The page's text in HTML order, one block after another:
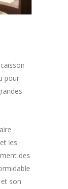
pour
les
des
son